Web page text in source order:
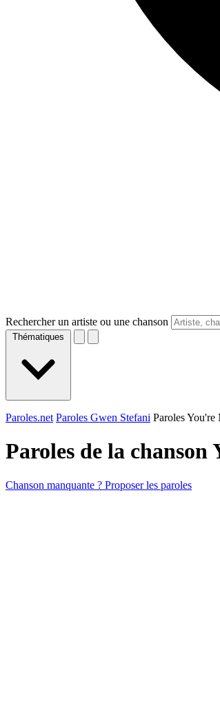
Rechercher un artiste ou une chanson
Thématiques
Paroles.net Paroles Gwen Stefani Paroles
Paroles de la
Chanson manquante ? Proposer les paroles